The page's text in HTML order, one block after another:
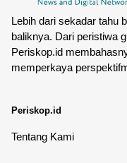
Lebih dari sekadar tahu
baliknya. Dari peristiwa
Periskop.id
memperkaya
Periskop.id
Tentang Kami